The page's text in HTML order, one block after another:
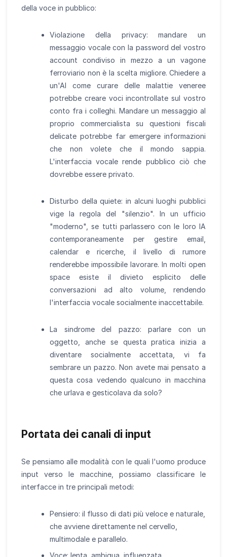
della voce in pubblico:
Violazione della privacy: mandare un
messaggio vocale con la password del vostro
account condiviso in mezzo a un vagone
ferroviario non è la scelta migliore. Chiedere a
un'AI come curare delle malattie veneree
potrebbe creare voci incontrollate sul vostro
conto fra i colleghi. Mandare un messaggio al
proprio commercialista su questioni fiscali
delicate potrebbe far emergere informazioni
che non volete che il mondo sappia.
L'interfaccia vocale rende pubblico ciò che
dovrebbe essere privato.
Disturbo della quiete: in alcuni luoghi pubblici
vige la regola del "silenzio". In un ufficio
"moderno", se tutti parlassero con le loro IA
contemporaneamente per gestire email,
calendar e ricerche, il livello di rumore
renderebbe impossibile lavorare. In molti open
space esiste il divieto esplicito delle
conversazioni ad alto volume, rendendo
l'interfaccia vocale socialmente inaccettabile.
La sindrome del pazzo: parlare con un
oggetto, anche se questa pratica inizia a
diventare socialmente accettata, vi fa
sembrare un pazzo. Non avete mai pensato a
questa cosa vedendo qualcuno in macchina
che urlava e gesticolava da solo?
Portata dei canali di input
Se pensiamo alle modalità con le quali l'uomo produce
input verso le macchine, possiamo classificare le
interfacce in tre principali metodi:
Pensiero: il flusso di dati più veloce e naturale,
che avviene direttamente nel cervello,
multimodale e parallelo.
Voce: lenta, ambigua, influenzata